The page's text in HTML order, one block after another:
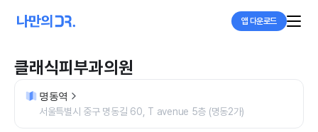
앱 다운로드
클래식피부과의원
명동역
서울특별시 중구 명동길 60, T avenue 5층 (명동2가)